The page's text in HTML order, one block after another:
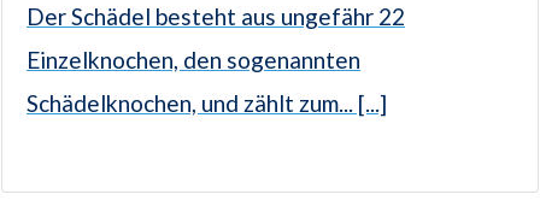
Der Schädel besteht aus ungefähr 22
Einzelknochen, den sogenannten
Schädelknochen, und zählt zum... [...]